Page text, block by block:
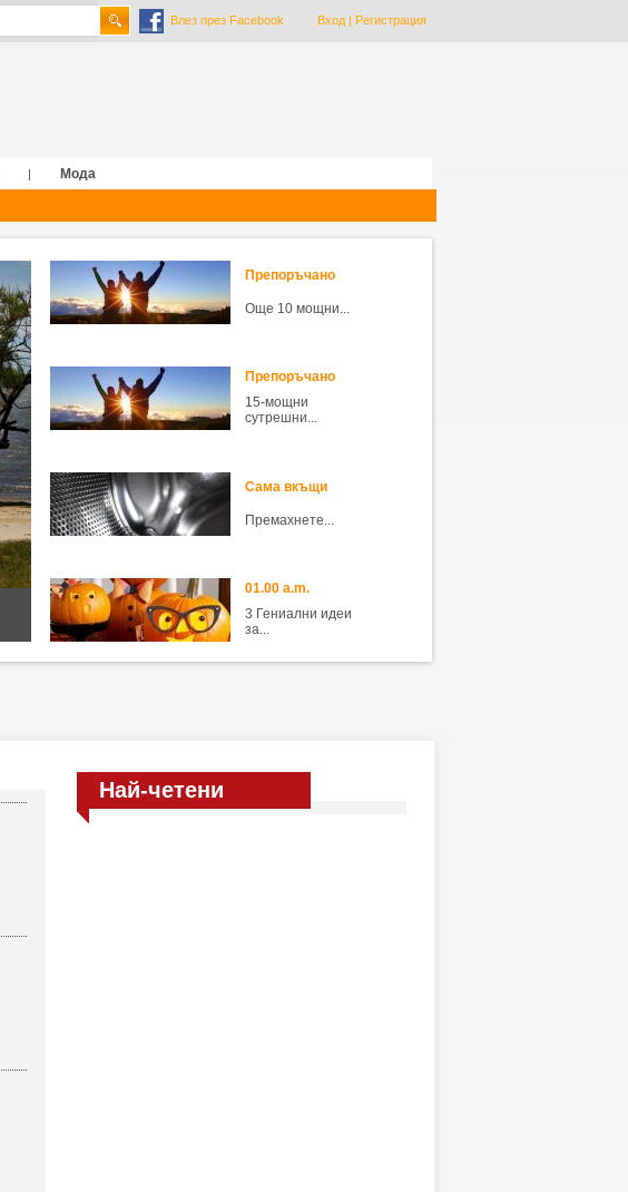
Влез през Facebook Вход| Регистрация
|
Мода
Препоръчано
Още 10 мощни...
Препоръчано
15-мощни
сутрешни...
Сама вкъщи
Премахнете...
01.00 a.m.
3 Гениални идеи
за...
Най-четени